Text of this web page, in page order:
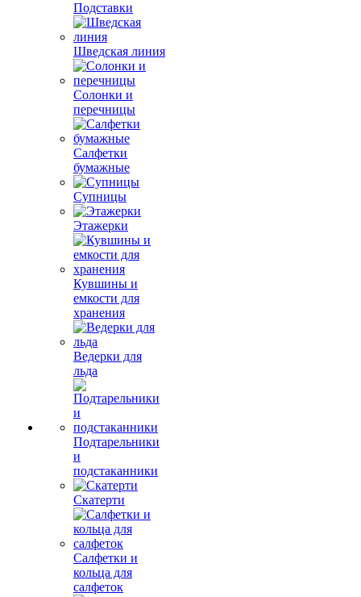
Подставки
Шведская линия
Солонки и
перечницы
Салфетки
бумажные
Супницы
Этажерки
Кувшины и
емкости для
хранения
Ведерки для
льда
Подтарельники
и
подстаканники
Скатерти
Салфетки и
кольца для
салфеток